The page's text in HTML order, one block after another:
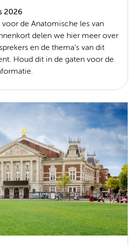
2026
de Anatomische les van
delen we hier meer over
en de thema’s van dit
Houd dit in de gaten voor de